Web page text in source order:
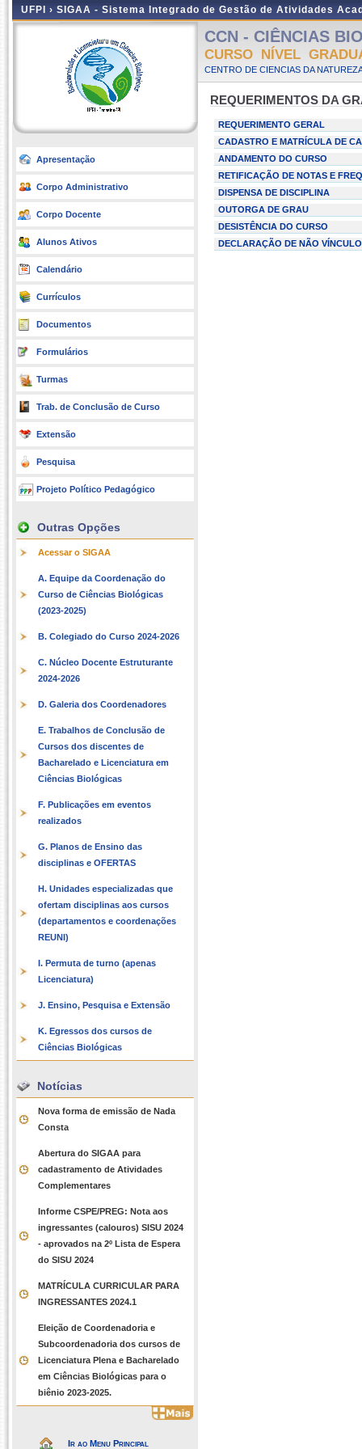
UFPI › SIGAA - Sistema Integrado de Gestão de Atividades
Apresentação
Corpo Administrativo
Corpo Docente
Alunos Ativos
Calendário
Currículos
Documentos
Formulários
Turmas
Trab. de Conclusão de Curso
Extensão
Pesquisa
Projeto Político Pedagógico
Outras Opções
Acessar o SIGAA
A. Equipe da Coordenação do
Curso de Ciências Biológicas
(2023-2025)
B. Colegiado do Curso 2024-2026
C. Núcleo Docente Estruturante
2024-2026
D. Galeria dos Coordenadores
E. Trabalhos de Conclusão de
Cursos dos discentes de
Bacharelado e Licenciatura em
Ciências Biológicas
F. Publicações em eventos
realizados
G. Planos de Ensino das
disciplinas e OFERTAS
H. Unidades especializadas que
ofertam disciplinas aos cursos
(departamentos e coordenações
REUNI)
I. Permuta de turno (apenas
Licenciatura)
J. Ensino, Pesquisa e Extensão
K. Egressos dos cursos de
Ciências Biológicas
Notícias
Nova forma de emissão de Nada
Consta
Abertura do SIGAA para
cadastramento de Atividades
Complementares
Informe CSPE/PREG: Nota aos
ingressantes (calouros) SISU 2024
- aprovados na 2º Lista de Espera
do SISU 2024
MATRÍCULA CURRICULAR PARA
INGRESSANTES 2024.1
Eleição de Coordenadoria e
Subcoordenadoria dos cursos de
Licenciatura Plena e Bacharelado
em Ciências Biológicas para o
biênio 2023-2025.
Ir ao Menu Principal
CCN - CIÊNCIAS
CURSO NÍVEL
CENTRO DE CIENCIAS DA
REQUERIMENTOS DA
REQUERIMENTO GERAL
CADASTRO E MATRÍCULA DE
ANDAMENTO DO CURSO
RETIFICAÇÃO DE NOTAS E
DISPENSA DE DISCIPLINA
OUTORGA DE GRAU
DESISTÊNCIA DO CURSO
DECLARAÇÃO DE NÃO VÍNCULO